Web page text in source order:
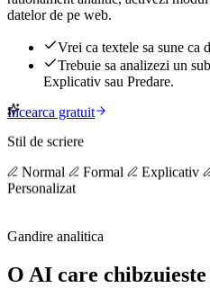
datelor de pe web.
Vrei ca textele sa sune ca
Trebuie sa analizezi un
Explicativ sau Predare.
Incearca gratuit
Stil de scriere
Normal
Formal Explicativ
Personalizat
Gandire analitica
O AI care